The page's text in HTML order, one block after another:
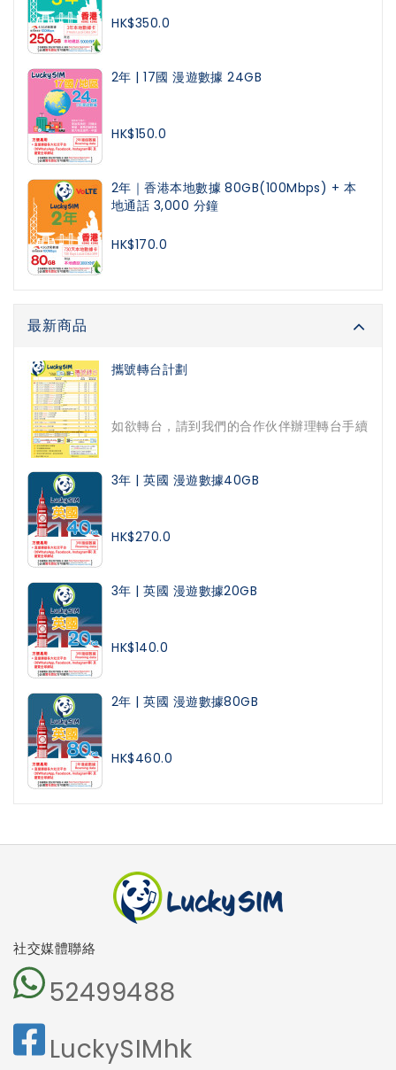
HK$350.0
2年 | 17國 漫遊數據 24GB
HK$150.0
2年｜香港本地數據 80GB(100Mbps) + 本
地通話 3,000 分鐘
HK$170.0
最新商品
攜號轉台計劃
如欲轉台，請到我們的合作伙伴辦理轉台手續
3年 | 英國 漫遊數據40GB
HK$270.0
3年 | 英國 漫遊數據20GB
HK$140.0
2年 | 英國 漫遊數據80GB
HK$460.0
社交媒體聯絡
52499488
LuckySIMhk